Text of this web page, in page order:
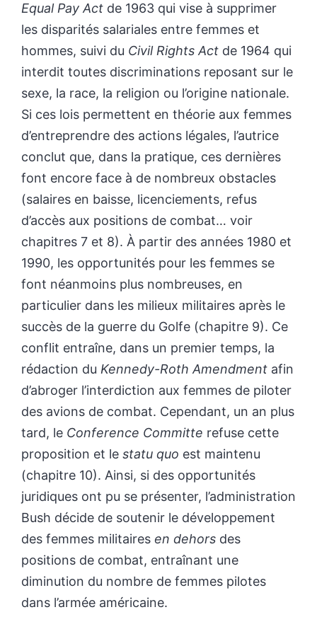
Equal Pay Act de 1963 qui vise à supprimer
les disparités salariales entre femmes et
hommes, suivi du Civil Rights Act de 1964 qui
interdit toutes discriminations reposant sur le
sexe, la race, la religion ou l’origine nationale.
Si ces lois permettent en théorie aux femmes
d’entreprendre des actions légales, l’autrice
conclut que, dans la pratique, ces dernières
font encore face à de nombreux obstacles
(salaires en baisse, licenciements, refus
d’accès aux positions de combat… voir
chapitres 7 et 8). À partir des années 1980 et
1990, les opportunités pour les femmes se
font néanmoins plus nombreuses, en
particulier dans les milieux militaires après le
succès de la guerre du Golfe (chapitre 9). Ce
conflit entraîne, dans un premier temps, la
rédaction du Kennedy-Roth Amendment afin
d’abroger l’interdiction aux femmes de piloter
des avions de combat. Cependant, un an plus
tard, le Conference Committe refuse cette
proposition et le statu quo est maintenu
(chapitre 10). Ainsi, si des opportunités
juridiques ont pu se présenter, l’administration
Bush décide de soutenir le développement
des femmes militaires en dehors des
positions de combat, entraînant une
diminution du nombre de femmes pilotes
dans l’armée américaine.